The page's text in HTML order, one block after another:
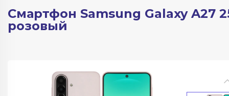
Смартфон Samsung Galaxy A27
розовый